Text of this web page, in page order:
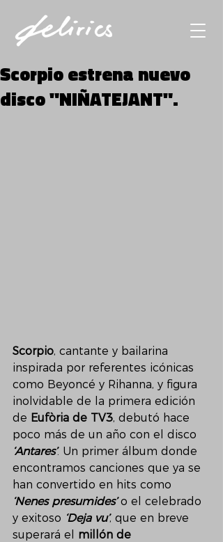
Scorpio estrena nuevo
disco "NIÑATEJANT".
Scorpio, cantante y bailarina
inspirada por referentes icónicas
como Beyoncé y Rihanna, y figura
inolvidable de la primera edición
de Eufòria de TV3, debutó hace
poco más de un año con el disco
‘Antares’. Un primer álbum donde
encontramos canciones que ya se
han convertido en hits como
‘Nenes presumides’ o el celebrado
y exitoso ‘Deja vu’, que en breve
superará el millón de